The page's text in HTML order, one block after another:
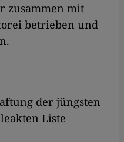
zusammen mit
betrieben und
der jüngsten
Liste